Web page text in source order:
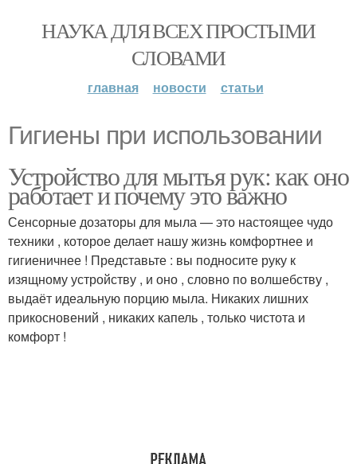
НАУКА ДЛЯ ВСЕХ ПРОСТЫМИ
СЛОВАМИ
главная новости статьи
Гигиены при использовании
Устройство для мытья рук: как оно
работает и почему это важно
Сенсорные дозаторы для мыла — это настоящее чудо
техники , которое делает нашу жизнь комфортнее и
гигиеничнее ! Представьте : вы подносите руку к
изящному устройству , и оно , словно по волшебству ,
выдаёт идеальную порцию мыла. Никаких лишних
прикосновений , никаких капель , только чистота и
комфорт !